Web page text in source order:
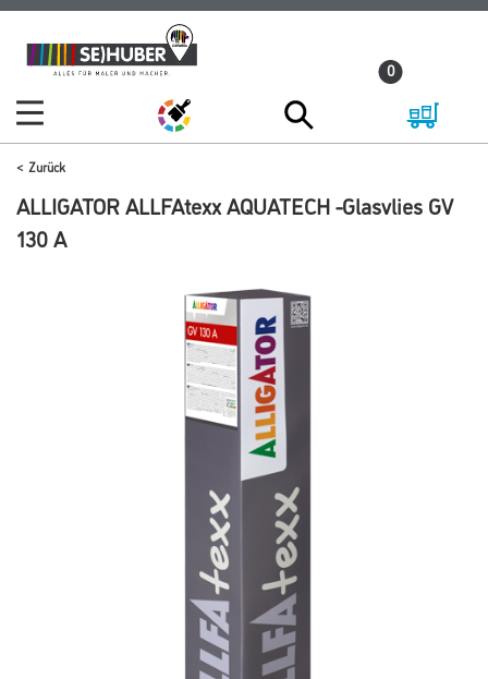
Zum
Inhalt
Zum
Navigationsmenü
0
Zurück
ALLIGATOR ALLFAtexx AQUATECH -Glasvlies GV
130 A